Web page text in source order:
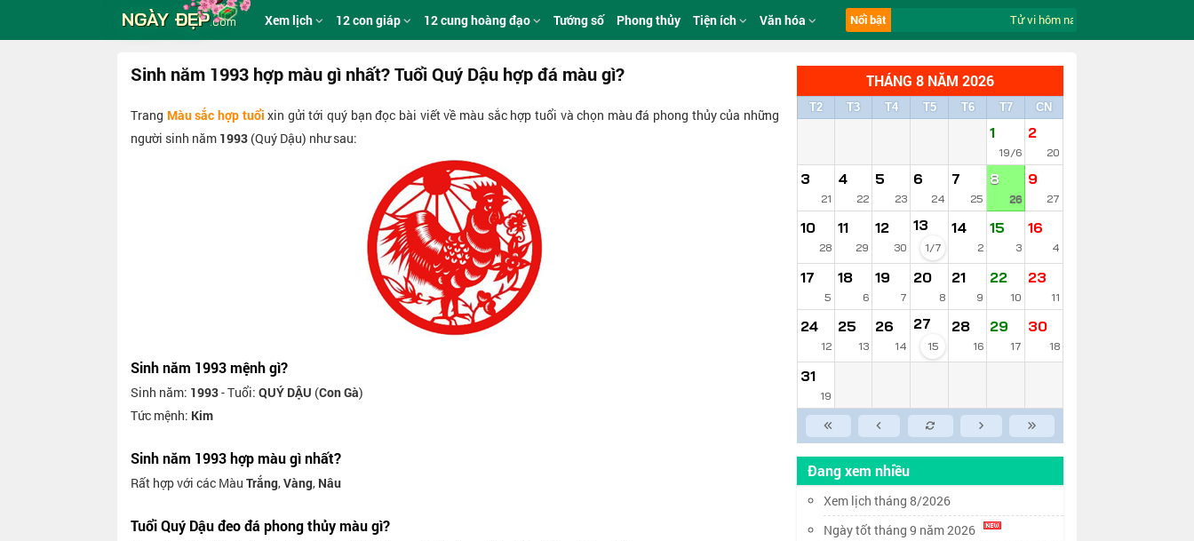
NGÀY ĐẸP.com Xem lịch 12 con giáp 12 cung hoàng đạo Tướng số Phong thủy Tiện ích Văn hóa Nổi bật Tử vi hôm nay ngày 8/8/2026 của 12
Sinh năm 1993 hợp màu gì nhất? Tuổi Quý Dậu hợp đá màu gì?
Trang Màu sắc hợp tuổi xin gửi tới quý bạn đọc bài viết về màu sắc hợp tuổi và chọn màu đá phong thủy của những
người sinh năm 1993 (Quý Dậu) như sau:
Sinh năm 1993 mệnh gì?
Sinh năm: 1993- Tuổi: QUÝ DẬU (Con Gà)
Tức mệnh: Kim
Sinh năm 1993 hợp màu gì nhất?
Rất hợp với các Màu Trắng,Vàng, Nâu
Tuổi Quý Dậu đeo đá phong thủy màu gì?
THÁNG 8 NĂM 2026
T2 T3 T4 T5 T6 T7 CN
1
19/6
2
20
3
21
4
22
5
23
6
24
7
25
8
26
9
27
10
28
11
29
12
30
13
1/7
14
2
15
3
16
4
17
5
18
6
19
7
20
8
21
9
22
10
23
11
24
12
25
13
26
14
27
15
28
16
29
17
30
18
31
19
Đang xem nhiều
Xem lịch tháng 8/2026
Ngày tốt tháng 9 năm 2026